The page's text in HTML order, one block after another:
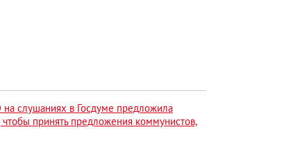
слушаниях в Госдуме предложила
принять предложения коммунистов,